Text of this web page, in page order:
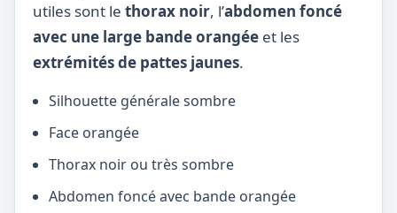
utiles sont le thorax noir, l’abdomen foncé
avec une large bande orangée et les
extrémités de pattes jaunes.
Silhouette générale sombre
Face orangée
Thorax noir ou très sombre
Abdomen foncé avec bande orangée